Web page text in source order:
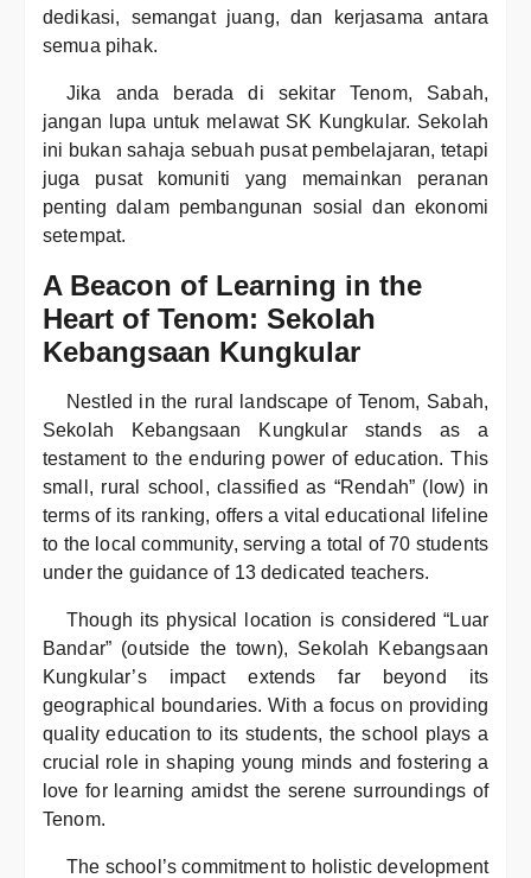
dedikasi, semangat juang, dan kerjasama antara
semua pihak.
Jika anda berada di sekitar Tenom, Sabah,
jangan lupa untuk melawat SK Kungkular. Sekolah
ini bukan sahaja sebuah pusat pembelajaran, tetapi
juga pusat komuniti yang memainkan peranan
penting dalam pembangunan sosial dan ekonomi
setempat.
A Beacon of Learning in the
Heart of Tenom: Sekolah
Kebangsaan Kungkular
Nestled in the rural landscape of Tenom, Sabah,
Sekolah Kebangsaan Kungkular stands as a
testament to the enduring power of education. This
small, rural school, classified as “Rendah” (low) in
terms of its ranking, offers a vital educational lifeline
to the local community, serving a total of 70 students
under the guidance of 13 dedicated teachers.
Though its physical location is considered “Luar
Bandar” (outside the town), Sekolah Kebangsaan
Kungkular’s impact extends far beyond its
geographical boundaries. With a focus on providing
quality education to its students, the school plays a
crucial role in shaping young minds and fostering a
love for learning amidst the serene surroundings of
Tenom.
The school’s commitment to holistic development